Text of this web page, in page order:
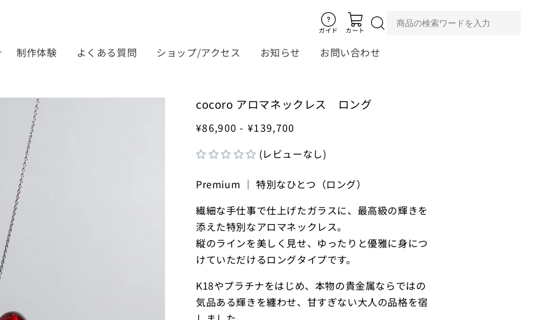
制作体験 よくある質問 ショップ/アクセス お知らせ お問い合わせ
ガイド カート
cocoro アロマネックレス ロング
¥86,900 - ¥139,700
(レビューなし)
Premium ｜ 特別なひとつ（ロング）
繊細な手仕事で仕上げたガラスに、最高級の輝きを
添えた特別なアロマネックレス。
縦のラインを美しく見せ、ゆったりと優雅に身につ
けていただけるロングタイプです。
K18やプラチナをはじめ、本物の貴金属ならではの
気品ある輝きを纏わせ、甘すぎない大人の品格を宿